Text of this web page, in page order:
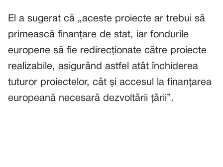
El a sugerat că „aceste proiecte ar trebui să
primească finanțare de stat, iar fondurile
europene să fie redirecționate către proiecte
realizabile, asigurând astfel atât închiderea
tuturor proiectelor, cât și accesul la finanțarea
europeană necesară dezvoltării țării”.